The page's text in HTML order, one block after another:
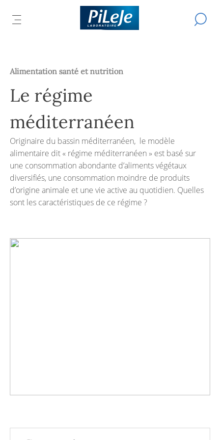
OUVRIR
PRINCIPAL
Tous
les
PiLeJe
une
Alimentation santé et nutrition
Le régime
méditerranéen
Originaire du bassin méditerranéen, le modèle
alimentaire dit « régime méditerranéen » est basé sur
une consommation abondante d’aliments végétaux
diversifiés, une consommation moindre de produits
d’origine animale et une vie active au quotidien. Quelles
sont les caractéristiques de ce régime ?